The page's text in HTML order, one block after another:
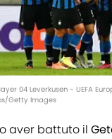
04 Leverkusen - UEFA
Getty Images
aver battuto il